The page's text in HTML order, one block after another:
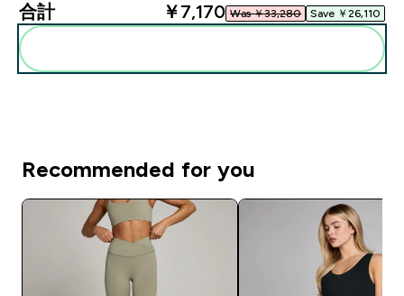
合計 ￥7,170‎ Was ￥33,280‎ Save ￥26,110‎
Recommended for you